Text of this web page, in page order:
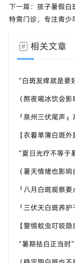
下一篇： 孩子暑假白
特需门诊，专注青
相关文章